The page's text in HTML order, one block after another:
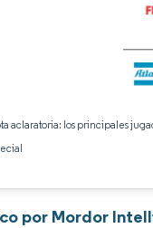
aclaratoria: los principales
por Mordor